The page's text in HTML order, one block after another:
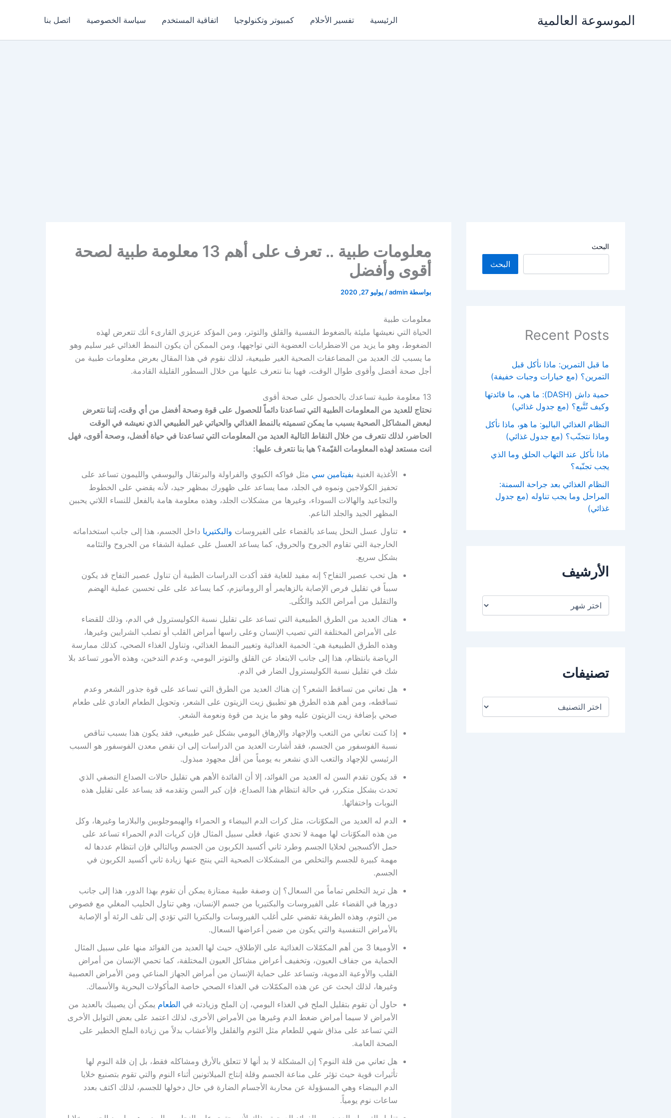
الموسوعة العالمية الرئيسية تفسير الأحلام كمبيوتر وتكنولوجيا اتفاقية المستخدم سياسة الخصوصية اتصل بنا
البحث
البحث
Recent Posts
ما قبل التمرين: ماذا نأكل قبل
التمرين؟ (مع خيارات وجبات خفيفة)
حمية داش (DASH): ما هي، ما فائدتها
وكيف تُتَّبع؟ (مع جدول غذائي)
النظام الغذائي الباليو: ما هو، ماذا نأكل
وماذا نتجنّب؟ (مع جدول غذائي)
ماذا نأكل عند التهاب الحلق وما الذي
يجب تجنّبه؟
النظام الغذائي بعد جراحة السمنة:
المراحل وما يجب تناوله (مع جدول
غذائي)
الأرشيف
تصنيفات
معلومات طبية .. تعرف على أهم 13 معلومة طبية لصحة
أقوى وأفضل
بواسطة admin
/ يوليو 27, 2020
معلومات طبية
الحياة التي نعيشها مليئة بالضغوط النفسية والقلق والتوتر، ومن المؤكد عزيزي القارىء أنك تتعرض لهذه
الضغوط، وهو ما يزيد من الاضطرابات العضوية التي تواجهها، ومن الممكن أن يكون النمط الغذائي غير سليم وهو
ما يسبب لك العديد من المضاعفات الصحية الغير طبيعية، لذلك نقوم في هذا المقال بعرض معلومات طبية من
أجل صحة أفضل وأقوى طوال الوقت، فهيا بنا نتعرف عليها من خلال السطور القليلة القادمة.
13 معلومة طبية تساعدك بالحصول على صحة أقوى
نحتاج للعديد من المعلومات الطبية التي تساعدنا دائماً للحصول على قوة وصحة أفضل من أي وقت، إننا نتعرض
لبعض المشاكل الصحية بسبب ما يمكن تسميته بالنمط الغذائي والحياتي غير الطبيعي الذي نعيشه في الوقت
الحاضر، لذلك نتعرف من خلال النقاط التالية العديد من المعلومات التي تساعدنا في حياة أفضل، وصحة أقوى، فهل
انت مستعد لهذه المعلومات القيّمة؟ هيا بنا نتعرف عليها:
الأغذية الغنية بفيتامين سي مثل فواكه الكيوي والفراولة والبرتقال واليوسفي والليمون تساعد على
تحفيز الكولاجين ونموه في الجلد، مما يساعد على ظهورك بمظهر جيد، لأنه يقضي على الخطوط
والتجاعيد والهالات السوداء، وغيرها من مشكلات الجلد، وهذه معلومة هامة بالفعل للنساء اللاتي يحببن
المظهر الجيد والجلد الناعم.
تناول عسل النحل يساعد بالقضاء على الفيروسات والبكتيريا داخل الجسم، هذا إلى جانب استخداماته
الخارجية التي تقاوم الجروح والحروق، كما يساعد العسل على عملية الشفاء من الجروح والتئامه
بشكل سريع.
هل تحب عصير التفاح؟ إنه مفيد للغاية فقد أكدت الدراسات الطبية أن تناول عصير التفاح قد يكون
سبباً في تقليل فرص الإصابة بالزهايمر أو الروماتيزم، كما يساعد على على تحسين عملية الهضم
والتقليل من أمراض الكبد والكٌلى.
هناك العديد من الطرق الطبيعية التي تساعد على تقليل نسبة الكوليسترول في الدم، وذلك للقضاء
على الأمراض المختلفة التي تصيب الإنسان وعلى راسها أمراض القلب أو تصلب الشرايين وغيرها،
وهذه الطرق الطبيعية هي: الحمية الغذائية وتغيير النمط الغذائي، وتناول الغذاء الصحي، كذلك ممارسة
الرياضة بانتظام، هذا إلى جانب الابتعاد عن القلق والتوتر اليومي، وعدم التدخين، وهذه الأمور تساعد بلا
شك في تقليل نسبة الكوليسترول الضار في الدم.
هل تعاني من تساقط الشعر؟ إن هناك العديد من الطرق التي تساعد على قوة جذور الشعر وعدم
تساقطه، ومن أهم هذه الطرق هو تطبيق زيت الزيتون على الشعر، وتحويل الطعام العادي غلى طعام
صحي بإضافة زيت الزيتون عليه وهو ما يزيد من قوة ونعومة الشعر.
إذا كنت تعاني من التعب والإجهاد والإرهاق اليومي بشكل غير طبيعي، فقد يكون هذا بسبب تناقص
نسبة الفوسفور من الجسم، فقد أشارت العديد من الدراسات إلى ان نقص معدن الفوسفور هو السبب
الرئيسي للإجهاد والتعب الذي نشعر به يومياً من أقل مجهود مبذول.
قد يكون تقدم السن له العديد من الفوائد، إلا أن الفائدة الأهم هي تقليل حالات الصداع النصفي الذي
تحدث بشكل متكرر، في حالة انتظام هذا الصداع، فإن كبر السن وتقدمه قد يساعد على تقليل هذه
النوبات واختفائها.
الدم له العديد من المكوّنات، مثل كرات الدم البيضاء و الحمراء والهيموجلوبين والبلازما وغيرها، وكل
من هذه المكوّنات لها مهمة لا تحدي عنها، فعلى سبيل المثال فإن كريات الدم الحمراء تساعد على
حمل الأكسجين لخلايا الجسم وطرد ثاني أكسيد الكربون من الجسم وبالتالي فإن انتظام عددها له
مهمة كبيرة للجسم والتخلص من المشكلات الصحية التي ينتج عنها زيادة ثاني أكسيد الكربون في
الجسم.
هل تريد التخلص تماماً من السعال؟ إن وصفة طبية ممتازة يمكن أن تقوم بهذا الدور، هذا إلى جانب
دورها في القضاء على الفيروسات والبكتيريا من جسم الإنسان، وهي تناول الحليب المغلي مع فصوص
من الثوم، وهذه الطريقة تقضي على أغلب الفيروسات والبكتريا التي تؤدي إلى تلف الرئة أو الإصابة
بالأمراض التنفسية والتي يكون من ضمن أعراضها السعال.
الأوميغا 3 من أهم المكمّلات الغذائية على الإطلاق، حيث لها العديد من الفوائد منها على سبيل المثال
الحماية من جفاف العيون، وتخفيف أعراض مشاكل العيون المختلفة، كما تحمي الإنسان من أمراض
القلب والأوعية الدموية، وتساعد على حماية الإنسان من أمراض الجهاز المناعي ومن الأمراض العصبية
وغيرها، لذلك ابحث عن عن هذه المكمّلات في الغذاء الصحي خاصة المأكولات البحرية والأسماك.
حاول أن تقوم بتقليل الملح في الغذاء اليومي، إن الملح وزيادته في الطعام يمكن أن يصيبك بالعديد من
الأمراض لا سيما أمراض ضغط الدم وغيرها من الأمراض الأخرى، لذلك اعتمد على بعض التوابل الأخرى
التي تساعد على مذاق شهي للطعام مثل الثوم والفلفل والأعشاب بدلاً من زيادة الملح الخطير على
الصحة العامة.
هل تعاني من قلة النوم؟ إن المشكلة لا بد أنها لا تتعلق بالأرق ومشاكله فقط، بل إن قلة النوم لها
تأثيرات قوية حيث تؤثر على مناعة الجسم وقلة إنتاج الميلاتونين أثناء النوم والتي تقوم بتصنيع خلايا
الدم البيضاء وهي المسؤولة عن محاربة الأجسام الضارة في حال دخولها للجسم، لذلك اكتف بعدد
ساعات نوم يومياً.